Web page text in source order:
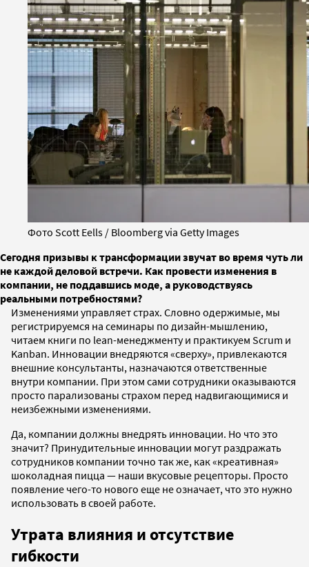
Фото Scott Eells / Bloomberg via Getty Images
Сегодня призывы к трансформации звучат во время чуть ли
не каждой деловой встречи. Как провести изменения в
компании, не поддавшись моде, а руководствуясь
реальными потребностями?
Изменениями управляет страх. Словно одержимые, мы
регистрируемся на семинары по дизайн-мышлению,
читаем книги по lean-менеджменту и практикуем Scrum и
Kanban. Инновации внедряются «сверху», привлекаются
внешние консультанты, назначаются ответственные
внутри компании. При этом сами сотрудники оказываются
просто парализованы страхом перед надвигающимися и
неизбежными изменениями.
Да, компании должны внедрять инновации. Но что это
значит? Принудительные инновации могут раздражать
сотрудников компании точно так же, как «креативная»
шоколадная пицца — наши вкусовые рецепторы. Просто
появление чего-то нового еще не означает, что это нужно
использовать в своей работе.
Утрата влияния и отсутствие
гибкости